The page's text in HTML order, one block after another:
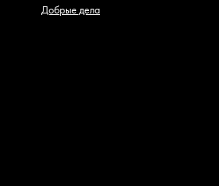
Добрые дела